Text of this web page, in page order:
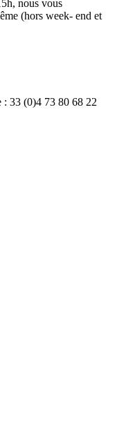
nous vous
(hors week- end et
: 33 (0)4 73 80 68 22